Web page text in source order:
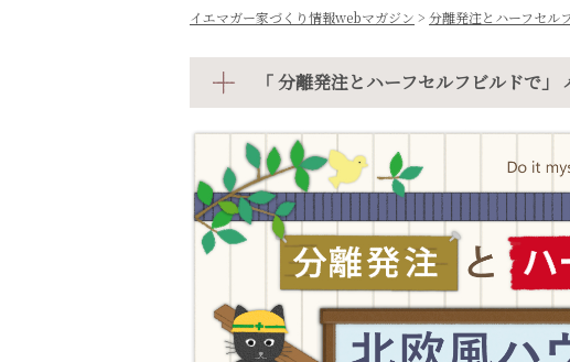
イエマガー家づくり情報webマガジン > 分離発注とハーフセル
「 分離発注とハーフセルフビルドで」